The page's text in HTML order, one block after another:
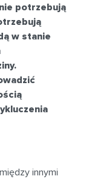
potrzebują
w stanie
innymi